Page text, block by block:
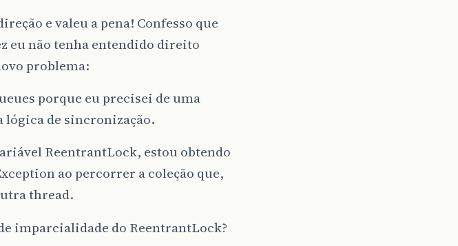
e valeu a pena! Confesso que
eu não tenha entendido direito
problema:
porque eu precisei de uma
lógica de sincronização.
ReentrantLock, estou obtendo
ao percorrer a coleção que,
thread.
imparcialidade do ReentrantLock?